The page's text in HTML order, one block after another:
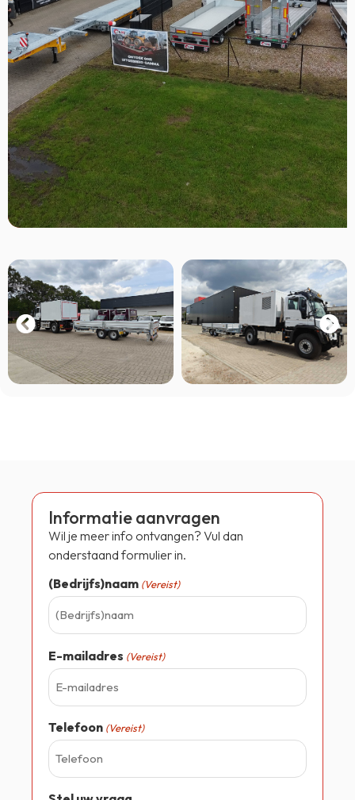
Informatie aanvragen
Wil je meer info ontvangen? Vul dan
onderstaand formulier in.
(Bedrijfs)naam (Vereist)
E-mailadres (Vereist)
Telefoon (Vereist)